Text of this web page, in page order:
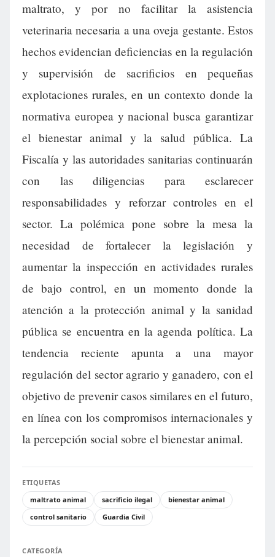
maltrato, y por no facilitar la asistencia
veterinaria necesaria a una oveja gestante. Estos
hechos evidencian deficiencias en la regulación
y supervisión de sacrificios en pequeñas
explotaciones rurales, en un contexto donde la
normativa europea y nacional busca garantizar
el bienestar animal y la salud pública. La
Fiscalía y las autoridades sanitarias continuarán
con las diligencias para esclarecer
responsabilidades y reforzar controles en el
sector. La polémica pone sobre la mesa la
necesidad de fortalecer la legislación y
aumentar la inspección en actividades rurales
de bajo control, en un momento donde la
atención a la protección animal y la sanidad
pública se encuentra en la agenda política. La
tendencia reciente apunta a una mayor
regulación del sector agrario y ganadero, con el
objetivo de prevenir casos similares en el futuro,
en línea con los compromisos internacionales y
la percepción social sobre el bienestar animal.
ETIQUETAS
maltrato animal
sacrificio ilegal
bienestar animal
control sanitario
Guardia Civil
CATEGORÍA